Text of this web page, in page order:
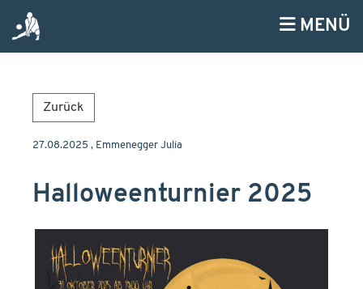
MENÜ
Zurück
27.08.2025 , Emmenegger Julia
Halloweenturnier 2025